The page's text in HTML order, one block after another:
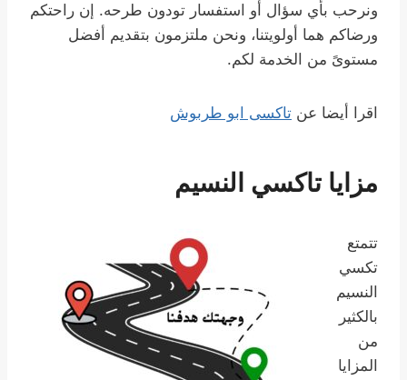
ونرحب بأي سؤال أو استفسار تودون طرحه. إن راحتكم
ورضاكم هما أولويتنا، ونحن ملتزمون بتقديم أفضل
مستوىً من الخدمة لكم.
اقرا أيضا عن تاكسى ابو طربوش
مزايا تاكسي النسيم
تتمتع
تكسي
النسيم
بالكثير
من
المزايا